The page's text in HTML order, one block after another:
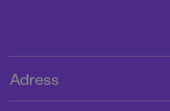
Adress